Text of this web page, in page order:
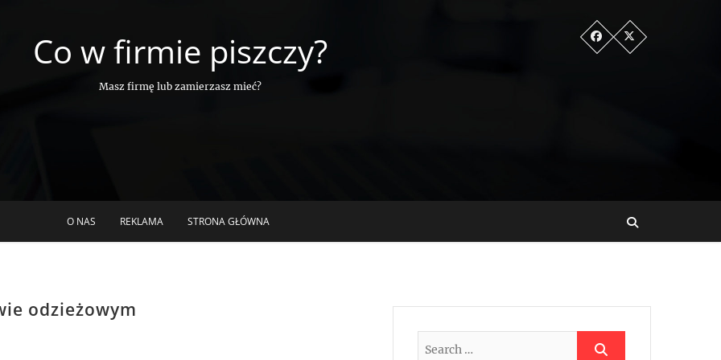
Co w firmie piszczy?
Masz firmę lub zamierzasz mieć?
O NAS REKLAMA STRONA GŁÓWNA
odzieżowym